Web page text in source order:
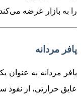
را به بازار عرضه
پافر مردانه
پافر مردانه به
عایق حرارتی، از